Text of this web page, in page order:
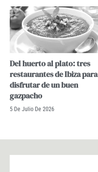
Del huerto al plato: tres
restaurantes de Ibiza para
disfrutar de un buen
gazpacho
5 De Julio De 2026